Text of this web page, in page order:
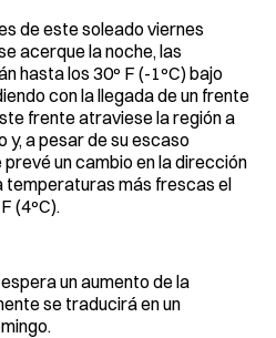
de este soleado viernes
acerque la noche, las
hasta los 30º F (-1ºC) bajo
con la llegada de un frente
frente atraviese la región a
y, a pesar de su escaso
un cambio en la dirección
temperaturas más frescas el
(4ºC).
un aumento de la
se traducirá en un